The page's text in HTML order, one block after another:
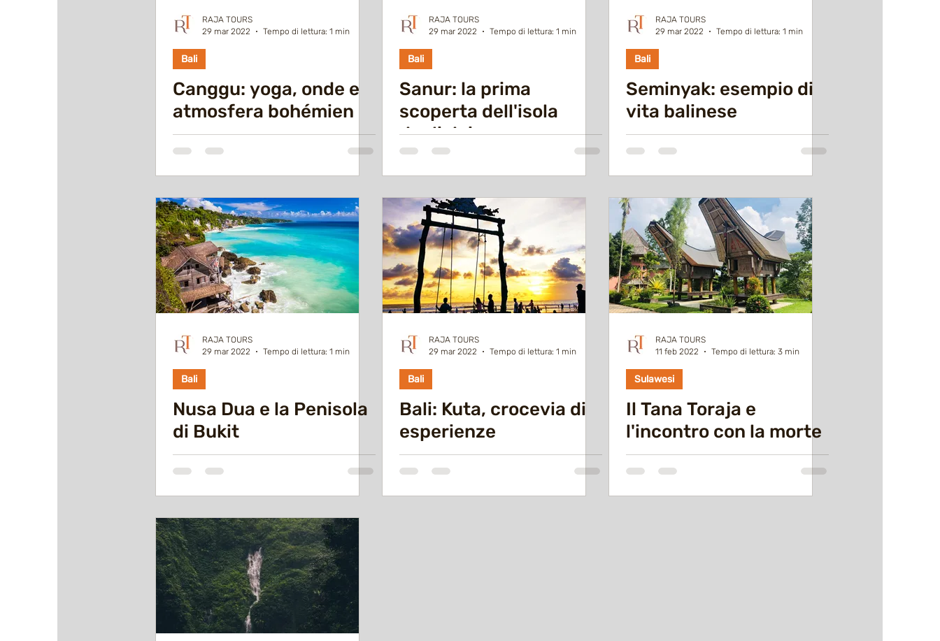
RAJA TOURS
29 mar 2022
Tempo di lettura: 1 min
Bali
Canggu: yoga, onde e
atmosfera bohémien
RAJA TOURS
29 mar 2022
Tempo di lettura: 1 min
Bali
Sanur: la prima
scoperta dell'isola
degli dei.
RAJA TOURS
29 mar 2022
Tempo di lettura: 1 min
Bali
Seminyak: esempio di
vita balinese
RAJA TOURS
29 mar 2022
Tempo di lettura: 1 min
Bali
Nusa Dua e la Penisola
di Bukit
RAJA TOURS
29 mar 2022
Tempo di lettura: 1 min
Bali
Bali: Kuta, crocevia di
esperienze
RAJA TOURS
11 feb 2022
Tempo di lettura: 3 min
Sulawesi
Il Tana Toraja e
l'incontro con la morte